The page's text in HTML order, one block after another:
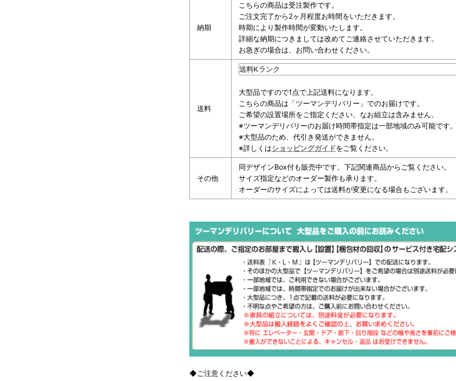
納期
こちらの商品は受注製作です。
ご注文完了から2ヶ月程度お時間をいただきます。
時期により製作時間が変動いたします。
詳細な納期につきましては改めてご連絡させていただきます。
お急ぎの場合は、お問い合わせください。
送料
送料Kランク
大型品ですので1点で上記送料になります。
こちらの商品は「ツーマンデリバリー」でのお届けです。
ご希望の設置場所をご指定ください、なお組立は含みません。
※ツーマンデリバリーのお届け時間帯指定は一部地域のみ可能です
※大型品のため、代引き発送ができません。
※詳しくはショッピングガイドをご覧ください。
その他
同デザインBox付も販売中です。下記関連商品からご覧ください。
サイズ指定などのオーダー製作も承ります。
オーダーのサイズによっては送料が変更になる場合もございます。
◆ご注意ください◆